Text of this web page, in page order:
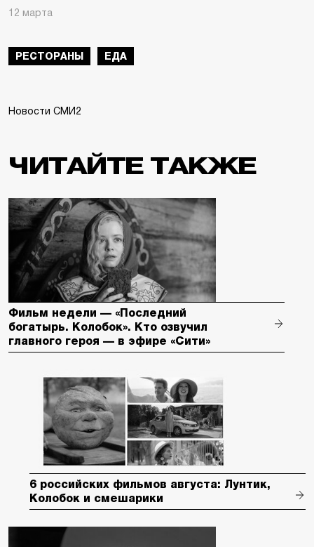
12 марта
РЕСТОРАНЫ ЕДА
Новости СМИ2
ЧИТАЙТЕ ТАКЖЕ
Фильм недели — «Последний
богатырь. Колобок». Кто озвучил
главного героя — в эфире «Сити»
6 российских фильмов августа: Лунтик,
Колобок и смешарики